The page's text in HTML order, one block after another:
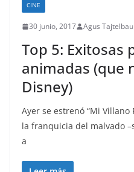
CINE
30 junio, 2017 Agus
Top 5: Exitosas
animadas (que
Disney)
Ayer se estrenó “Mi
la franquicia del malvado
a